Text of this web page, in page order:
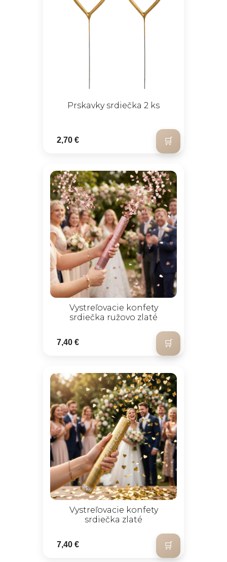
Prskavky srdiečka 2 ks
2,70 €
Vystreľovacie konfety
srdiečka ružovo zlaté
7,40 €
Vystreľovacie konfety
srdiečka zlaté
7,40 €